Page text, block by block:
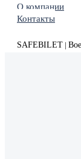
О компании
Контакты
SAFEBILET